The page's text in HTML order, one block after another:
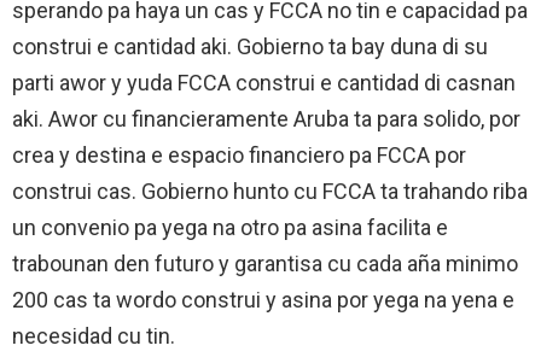
sperando pa haya un cas y FCCA no tin e capacidad pa
construi e cantidad aki. Gobierno ta bay duna di su
parti awor y yuda FCCA construi e cantidad di casnan
aki. Awor cu financieramente Aruba ta para solido, por
crea y destina e espacio financiero pa FCCA por
construi cas. Gobierno hunto cu FCCA ta trahando riba
un convenio pa yega na otro pa asina facilita e
trabounan den futuro y garantisa cu cada aña minimo
200 cas ta wordo construi y asina por yega na yena e
necesidad cu tin.